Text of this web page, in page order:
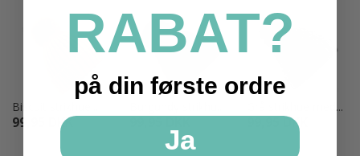
Biscuit strikhue...
99,95 DKK
Grå strikhue med...
99,95 DKK
RABAT?
på din første ordre
Ja